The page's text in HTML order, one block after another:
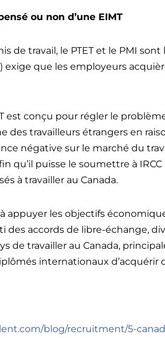
ou non d’une EIMT
de travail, le PTET et le PMI
exige que les employeurs
est conçu pour régler le
des travailleurs étrangers en
négative sur le marché du
qu’il puisse le soumettre à
à travailler au Canada.
appuyer les objectifs
des accords de libre-échange,
de travailler au Canada,
internationaux d’acquérir
blog/recruitment/5-